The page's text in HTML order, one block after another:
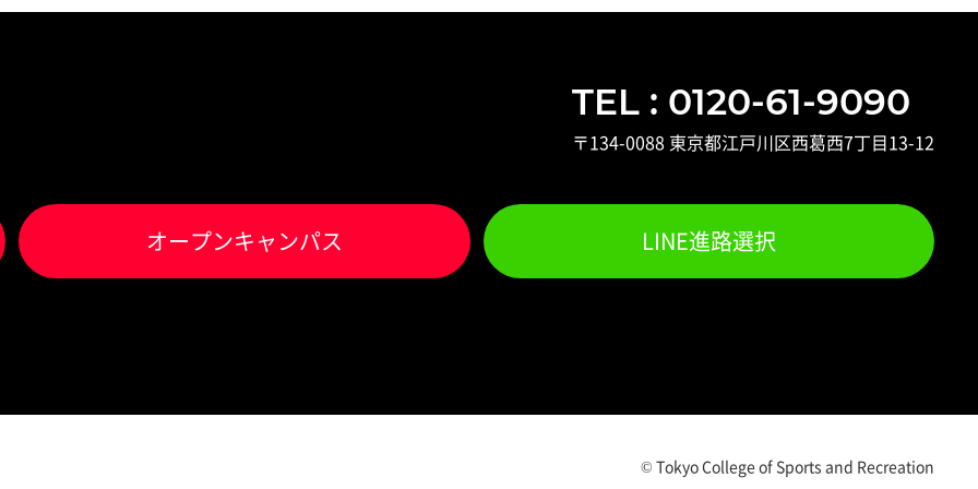
TEL : 0120-61-9090
〒134-0088 東京都江戸川区西葛西7丁目13-12
オープンキャンパス LINE進路選択
© Tokyo College of Sports and Recreation